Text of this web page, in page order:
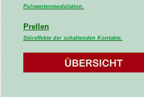
Pulsweitenmodulation.
Prellen
Störeffekte der schaltenden Kontakte.